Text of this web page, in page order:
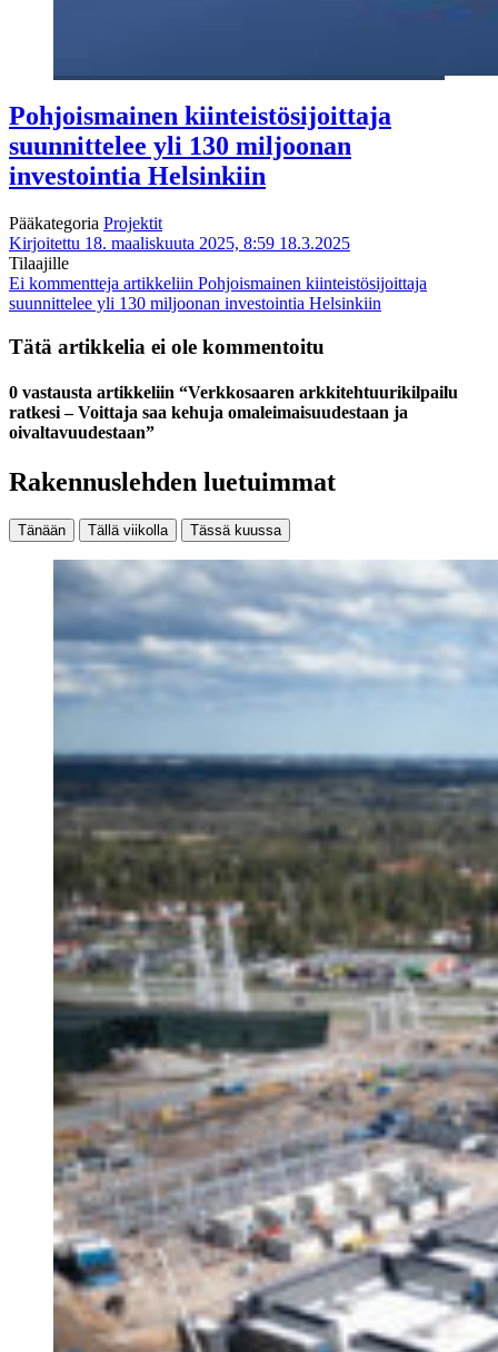
Pohjoismainen kiinteistösijoittaja
suunnittelee yli 130 miljoonan
investointia Helsinkiin
Pääkategoria Projektit
Kirjoitettu 18. maaliskuuta 2025, 8:59 18.3.2025
Tilaajille
Ei kommentteja artikkeliin Pohjoismainen kiinteistösijoittaja
suunnittelee yli 130 miljoonan investointia Helsinkiin
Tätä artikkelia ei ole kommentoitu
0 vastausta artikkeliin “Verkkosaaren arkkitehtuurikilpailu
ratkesi – Voittaja saa kehuja omaleimaisuudestaan ja
oivaltavuudestaan”
Rakennuslehden luetuimmat
Tänään Tällä viikolla Tässä kuussa